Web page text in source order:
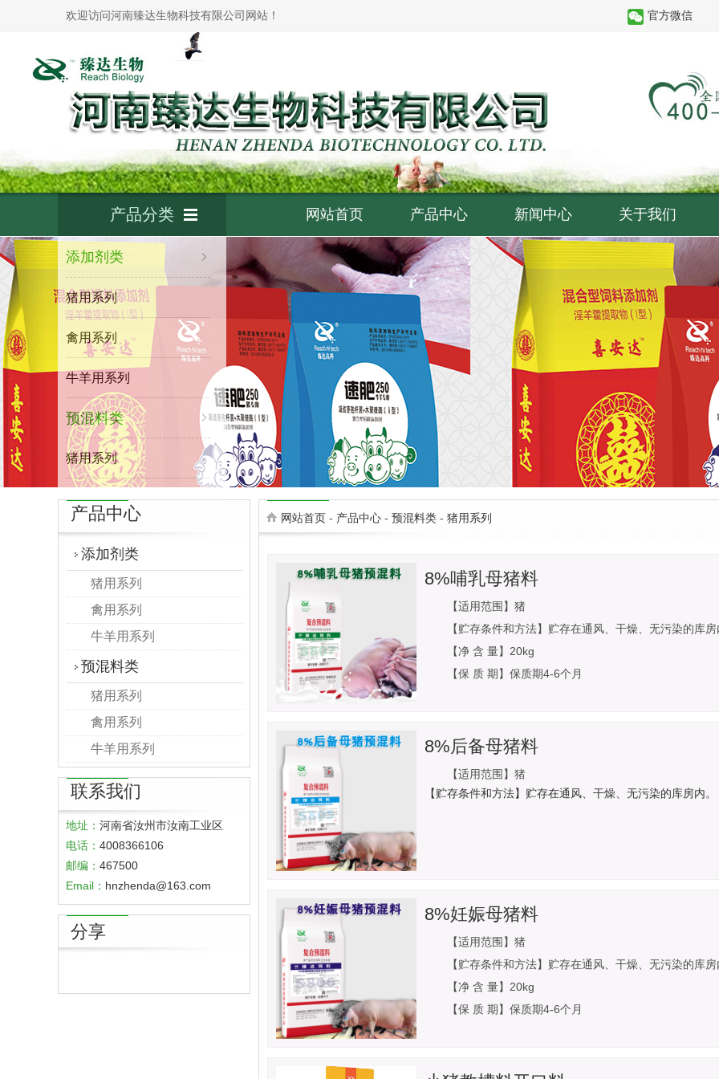
欢迎访问河南臻达生物科技有限公司网站！ 官方微信
产品分类 网站首页 产品中心 新闻中心 关于我们
添加剂类
猪用系列
禽用系列
牛羊用系列
预混料类
猪用系列
禽用系列
牛羊用系列
产品中心
添加剂类
猪用系列
禽用系列
牛羊用系列
预混料类
猪用系列
禽用系列
牛羊用系列
联系我们
地址： 河南省汝州市汝南工业区
电话： 4008366106
邮编： 467500
Email： hnzhenda@163.com
分享
网站首页 - 产品中心 - 预混料类 - 猪用系列
8%哺乳母猪料
【适用范围】猪
【贮存条件和方法】贮存在通风、干燥、无污染的库
【净 含 量】20kg
【保 质 期】保质期4-6个月
8%后备母猪料
【适用范围】猪
【贮存条件和方法】贮存在通风、干燥、无污染的库房内。
8%妊娠母猪料
【适用范围】猪
【贮存条件和方法】贮存在通风、干燥、无污染的库
【净 含 量】20kg
【保 质 期】保质期4-6个月